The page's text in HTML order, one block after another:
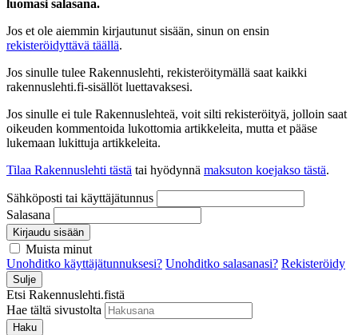
luomasi salasana.
Jos et ole aiemmin kirjautunut sisään, sinun on ensin
rekisteröidyttävä täällä.
Jos sinulle tulee Rakennuslehti, rekisteröitymällä saat kaikki
rakennuslehti.fi-sisällöt luettavaksesi.
Jos sinulle ei tule Rakennuslehteä, voit silti rekisteröityä, jolloin saat
oikeuden kommentoida lukottomia artikkeleita, mutta et pääse
lukemaan lukittuja artikkeleita.
Tilaa Rakennuslehti tästä tai hyödynnä maksuton koejakso tästä.
Sähköposti tai käyttäjätunnus
Salasana
Kirjaudu sisään
Muista minut
Unohditko käyttäjätunnuksesi? Unohditko salasanasi? Rekisteröidy
Sulje
Etsi Rakennuslehti.fistä
Hae tältä sivustolta
Haku